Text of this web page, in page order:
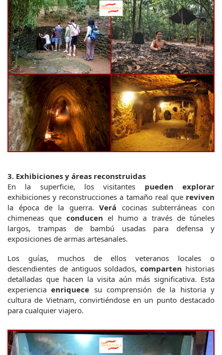
3. Exhibiciones y áreas reconstruidas
En la superficie, los visitantes pueden explorar
exhibiciones y reconstrucciones a tamaño real que reviven
la época de la guerra. Verá cocinas subterráneas con
chimeneas que conducen el humo a través de túneles
largos, trampas de bambú usadas para defensa y
exposiciones de armas artesanales.
Los guías, muchos de ellos veteranos locales o
descendientes de antiguos soldados, comparten historias
detalladas que hacen la visita aún más significativa. Esta
experiencia enriquece su comprensión de la historia y
cultura de Vietnam, convirtiéndose en un punto destacado
para cualquier viajero.